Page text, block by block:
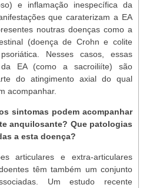
e inflamação inespecífica da
que caraterizam a EA
noutras doenças como a
(doença de Crohn e colite
Nesses casos, essas
da EA (como a sacroiliíte) são
do atingimento axial do qual
acompanhar.
sintomas podem acompanhar
anquilosante? Que patologias
a esta doença?
articulares e extra-articulares
têm também um conjunto
Um estudo recente